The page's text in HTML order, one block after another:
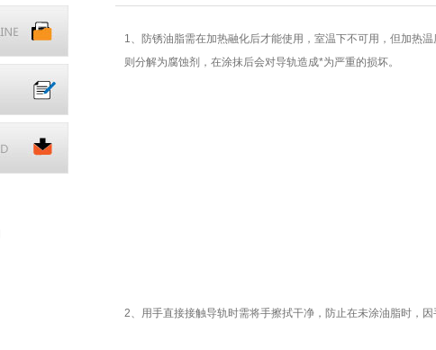
1、防锈油脂需在加热融化后才能使用，室温下不可用，但加热
则分解为腐蚀剂，在涂抹后会对导轨造成*为严重的损坏。
2、用手直接接触导轨时需将手擦拭干净，防止在未涂油脂时，因